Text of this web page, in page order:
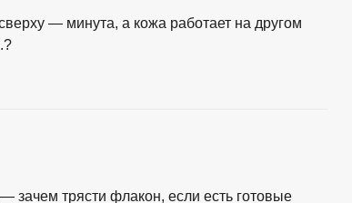
— минута, а кожа работает на другом
трясти флакон, если есть готовые